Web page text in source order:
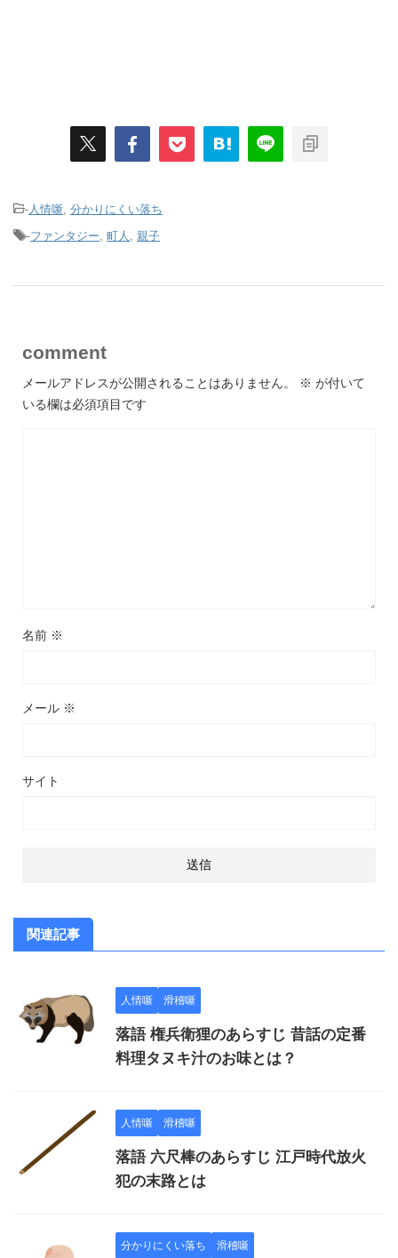
-人情噺, 分かりにくい落ち
-ファンタジー, 町人 , 親子
comment
メールアドレスが公開されることはありません。 ※ が付いて
いる欄は必須項目です
名前 ※
メール ※
サイト
関連記事
人情噺 滑稽噺
落語 権兵衛狸のあらすじ 昔話の定番
料理タヌキ汁のお味とは？
人情噺 滑稽噺
落語 六尺棒のあらすじ 江戸時代放火
犯の末路とは
分かりにくい落ち 滑稽噺